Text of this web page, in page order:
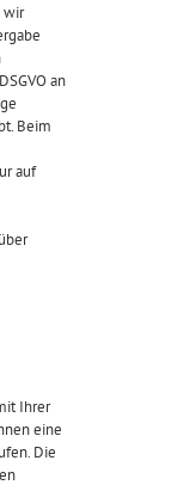
wir
an
Beim
auf
Ihrer
eine
Die